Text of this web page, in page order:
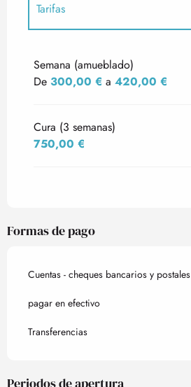
Tarifas
Semana (amueblado)
De 300,00 € a 420,00 €
Cura (3 semanas)
750,00 €
Formas de pago
Cuentas - cheques bancarios y postales
pagar en efectivo
Transferencias
Periodos de apertura